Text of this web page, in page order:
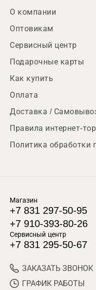
О компании
Оптовикам
Сервисный центр
Подарочные карты
Как купить
Оплата
Доставка /
Правила интернет-
Политика обработки
Магазин
+7 831 297-50-95
+7 910-393-80-26
Сервисный центр
+7 831 295-50-67
ЗАКАЗАТЬ ЗВОНОК
ГРАФИК РАБОТЫ